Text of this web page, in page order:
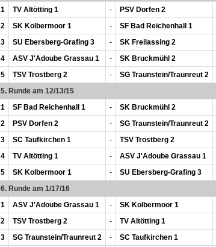
1
TV Altötting 1 - PSV Dorfen 2
2
SK Kolbermoor 1 - SF Bad Reichenhall 1
3
SU Ebersberg-Grafing 3 - SK Freilassing 2
4
ASV J'Adoube Grassau 1 - SK Bruckmühl 2
5
TSV Trostberg 2 - SG Traunstein/Traunreut 2
5. Runde am 12/13/15
1
SF Bad Reichenhall 1 - SK Bruckmühl 2
2
PSV Dorfen 2 - SG Traunstein/Traunreut 2
3
SC Taufkirchen 1 - TSV Trostberg 2
4
TV Altötting 1 - ASV J'Adoube Grassau 1
5
SK Kolbermoor 1 - SU Ebersberg-Grafing 3
6. Runde am 1/17/16
1
ASV J'Adoube Grassau 1 - SK Kolbermoor 1
2
TSV Trostberg 2 - TV Altötting 1
3
SG Traunstein/Traunreut 2 - SC Taufkirchen 1